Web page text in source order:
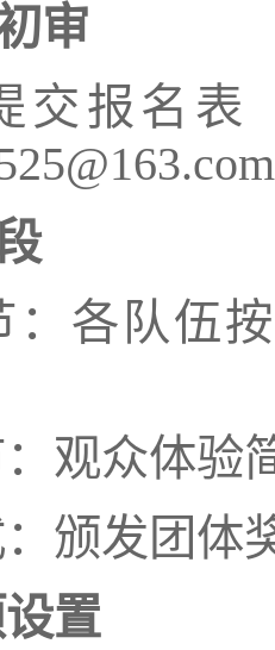
审
交报名表
：各队伍
观众体验
颁发团体
置